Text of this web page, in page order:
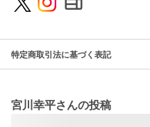
特定商取引法に基づく表記
宮川幸平さんの投稿